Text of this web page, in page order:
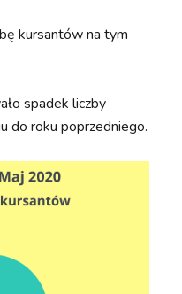
kursantów na tym
spadek liczby
do roku poprzedniego.